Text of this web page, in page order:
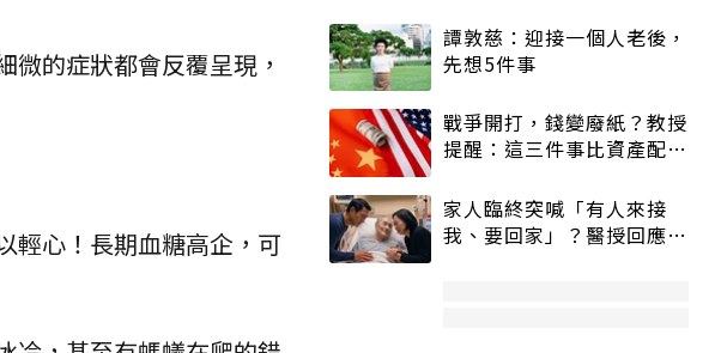
的症狀都會反覆呈現，
輕心！長期血糖高企，可
譚敦慈：迎接一個人老後，
先想5件事
戰爭開打，錢變廢紙？教授
提醒：這三件事比資產配置
家人臨終突喊「有人來接
我、要回家」？醫授回應方